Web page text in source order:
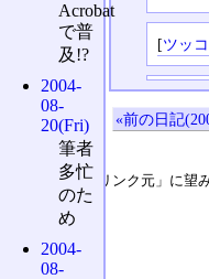
[ツッ
«前の日記
↑の「本日のリンク元」に
Acrobat
で普
及!?
2004-
08-
20(Fri)
筆者
多忙
のた
め
2004-
08-